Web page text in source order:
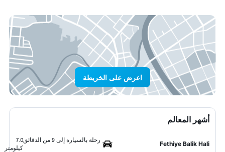
اعرض على الخريطة
أشهر المعالم
Fethiye Balik Hali
رحلة بالسيارة إلى 9 من الدقائق
7.0
كيلومتر